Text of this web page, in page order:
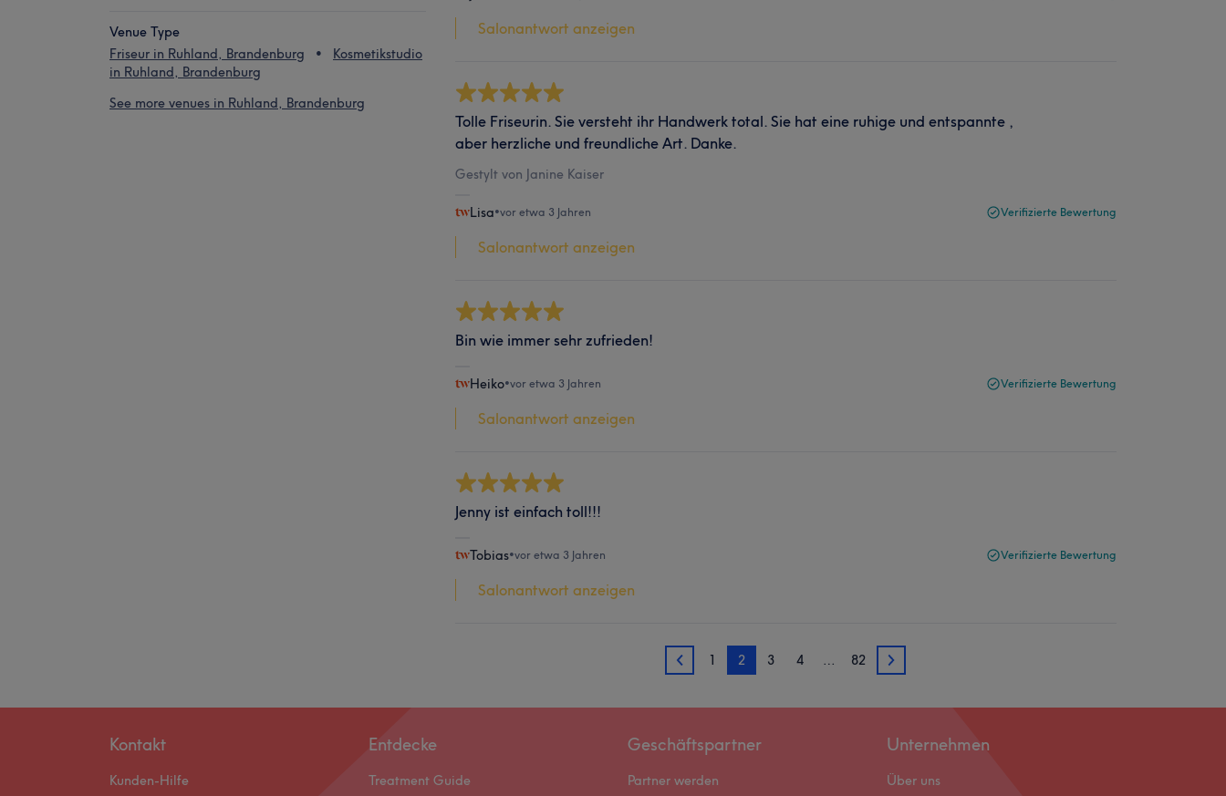
Venue Type
Friseur in Ruhland, Brandenburg
Kosmetikstudio
in Ruhland, Brandenburg
See more venues in Ruhland, Brandenburg
Salonantwort anzeigen
Tolle Friseurin. Sie versteht ihr Handwerk total. Sie hat eine ruhige und entspannte ,
aber herzliche und freundliche Art. Danke.
Gestylt von Janine Kaiser
Lisa•vor etwa 3 Jahren Verifizierte Bewertung
Salonantwort anzeigen
Bin wie immer sehr zufrieden!
Heiko•vor etwa 3 Jahren Verifizierte Bewertung
Salonantwort anzeigen
Jenny ist einfach toll!!!
Tobias•vor etwa 3 Jahren Verifizierte Bewertung
Salonantwort anzeigen
1 1 2 3 4 … 82 3
Kontakt
Kunden-Hilfe
Entdecke
Treatment Guide
Geschäftspartner
Partner werden
Unternehmen
Über uns